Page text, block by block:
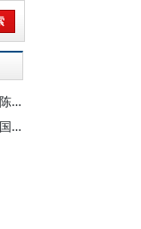
李楯：我们该怎样应对突发事件——与陈国强院士等商榷
李楯：我们怎样应对突发事件——与陈国强院士等商榷